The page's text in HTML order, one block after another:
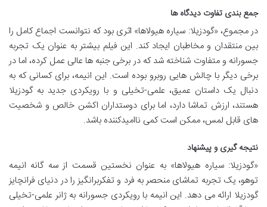
جمع بندی تفاوت دیدگاه ها
در مجموع، «گودزیلا: سیاره هیولاها» اثری بود که نتوانست اجماع کامل را
بین منتقدان و مخاطبان ایجاد کند. این فیلم بیشتر به عنوان یک تجربه
جسورانه و متفاوت شناخته شد که در برخی جنبه ها عالی عمل کرده، اما در
برخی دیگر با چالش هایی روبرو بوده است. این انیمه، برای کسانی که به
دنبال یک داستان عمیق، علمی-تخیلی و با رویکردی جدید به گودزیلا
هستند، ارزش تماشا دارد، اما برای دوستداران اکشن خالص و شخصیت
های قابل لمس، ممکن است کمی ناامیدکننده باشد.
نتیجه گیری و پیشنهاد
«گودزیلا: سیاره هیولاها» به عنوان نخستین قسمت از سه گانه انیمه
توهو، یک تجربه تماشای منحصر به فرد و تفکربرانگیز را در دنیای فرانچایز
گودزیلا ارائه می دهد. این انیمه با رویکردی جسورانه به ژانر علمی-تخیلی